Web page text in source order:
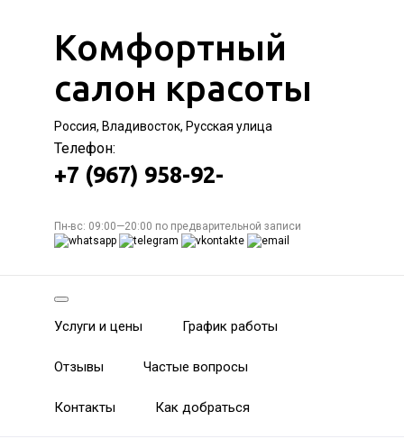
Комфортный
салон красоты
Россия, Владивосток, Русская улица
Телефон:
+7 (967) 958-92-
Пн-вс: 09:00—20:00 по предварительной записи
Услуги и цены График работы
Отзывы Частые вопросы
Контакты Как добраться